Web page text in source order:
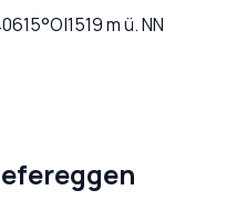
°O|1519m ü. NN